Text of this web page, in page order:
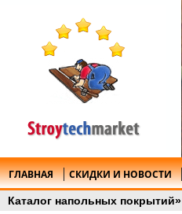
ГЛАВНАЯ СКИДКИ И НОВОСТИ
Каталог напольных покрытий»